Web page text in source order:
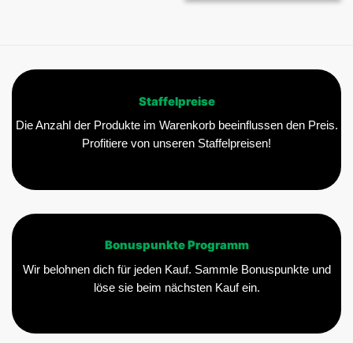
auf.
auf
Produktseite
werden
Staffelpreise
Die Anzahl der Produkte im Warenkorb beeinflussen den Preis.
Profitiere von unseren Staffelpreisen!
Bonuspunkte Programm
Wir belohnen dich für jeden Kauf. Sammle Bonuspunkte und
löse sie beim nächsten Kauf ein.